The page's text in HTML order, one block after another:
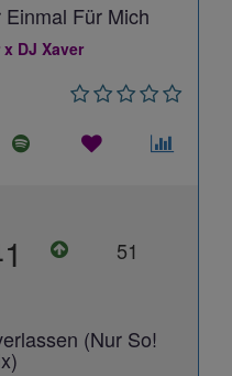
Für Mich
DJ Xaver
51
(Nur So!